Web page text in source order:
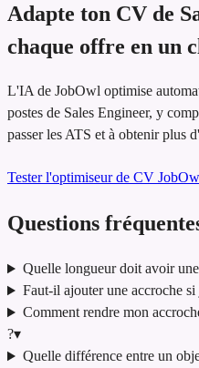
Adapte ton CV de
chaque offre en un
L'IA de JobOwl optimise
postes de Sales Engineer, y
passer les ATS et à obtenir plus
Tester l'optimiseur de CV
Questions
Quelle longueur doit avoir
Faut-il ajouter une accroche
Comment rendre mon
?▾
Quelle différence entre un